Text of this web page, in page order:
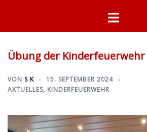
Menü
Übung der Kinderfeuerwehr
VON S K
15. SEPTEMBER 2024
AKTUELLES, KINDERFEUERWEHR